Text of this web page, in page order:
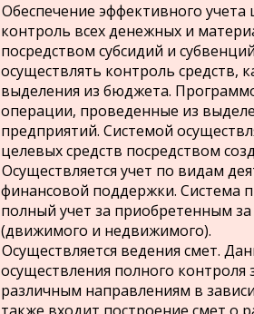
Обеспечение эффективного
контроль всех денежных и
посредством субсидий и
осуществлять контроль средств,
выделения из бюджета.
операции, проведенные из
предприятий. Системой
целевых средств посредством
Осуществляется учет по видам
финансовой поддержки. Система
полный учет за приобретенным
(движимого и недвижимого).
Осуществляется ведения смет.
осуществления полного контроля
различным направлениям в